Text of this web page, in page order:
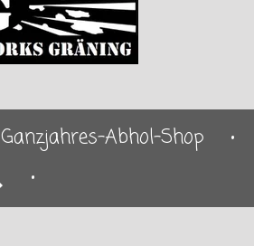
Ganzjahres-Abhol-Shop